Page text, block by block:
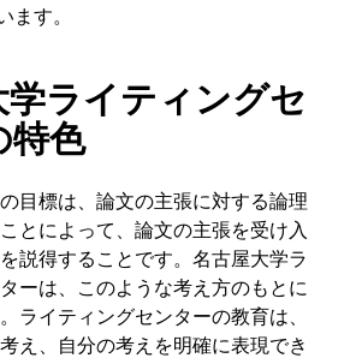
ます。
学ライティングセ
特色
目標は、論文の主張に対する論理
とによって、論文の主張を受け入
説得することです。名古屋大学ラ
ーは、このような考え方のもとに
ライティングセンターの教育は、
え、自分の考えを明確に表現でき